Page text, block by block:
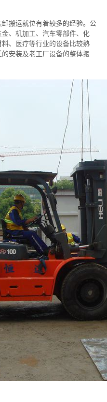
搬运就位有着较多的经验。公
、机加工、汽车零部件、化
、医疗等行业的设备比较熟
安装及老工厂设备的整体搬